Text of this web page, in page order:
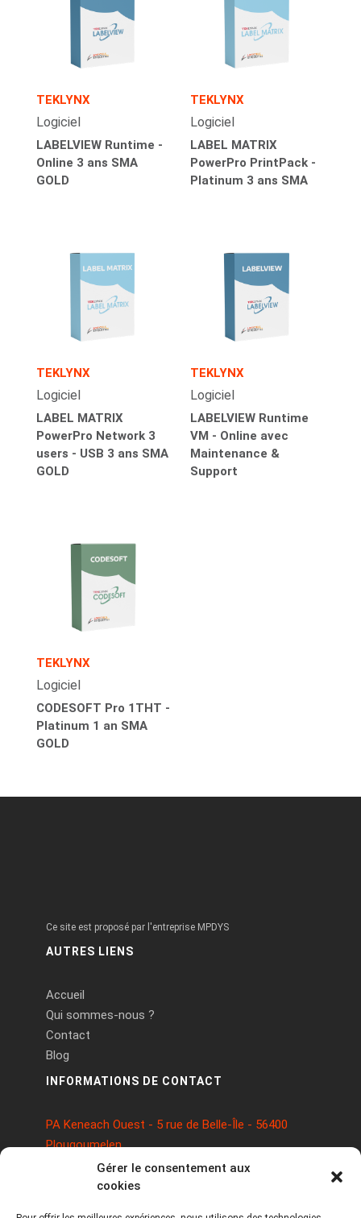
Gérer le consentement aux
cookies
TEKLYNX
Logiciel
LABELVIEW Runtime -
Online 3 ans SMA
GOLD
TEKLYNX
Logiciel
LABEL MATRIX
PowerPro PrintPack -
Platinum 3 ans SMA
TEKLYNX
Logiciel
LABEL MATRIX
PowerPro Network 3
users - USB 3 ans SMA
GOLD
TEKLYNX
Logiciel
LABELVIEW Runtime
VM - Online avec
Maintenance &
Support
TEKLYNX
Logiciel
CODESOFT Pro 1THT -
Platinum 1 an SMA
GOLD
Ce site est proposé par l'entreprise MPDYS
AUTRES LIENS
Accueil
Qui sommes-nous ?
Contact
Blog
INFORMATIONS DE CONTACT
PA Keneach Ouest - 5 rue de Belle-Île - 56400
Plougoumelen
contact@logiciels-etiquettes.com
09 71 37 25 93